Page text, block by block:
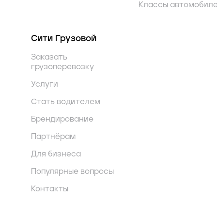
Классы
Сити Грузовой
Заказать
грузоперевозку
Услуги
Стать водителем
Брендирование
Партнёрам
Для бизнеса
Популярные вопросы
Контакты